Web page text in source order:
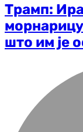
Трамп:
што им је